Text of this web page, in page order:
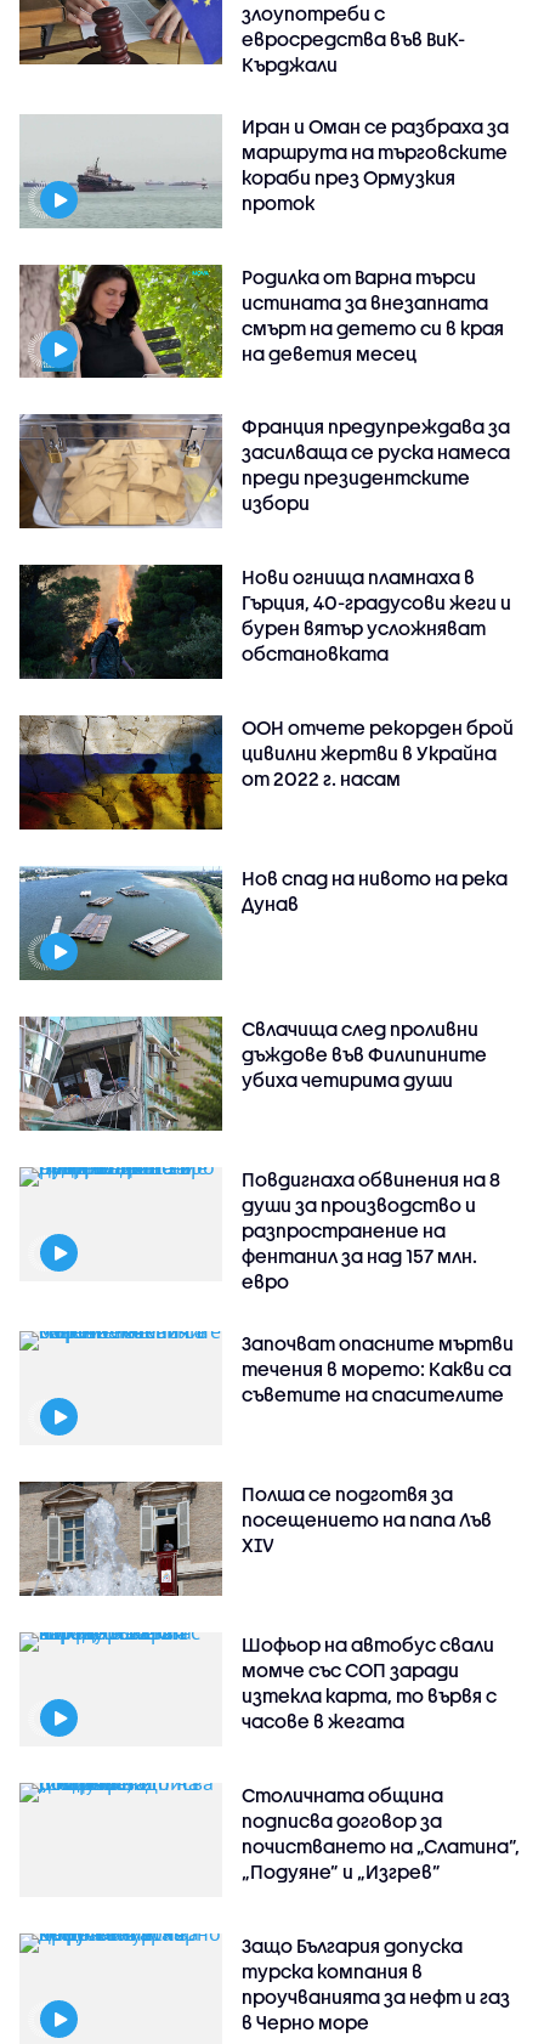
злоупотреби с
евросредства във ВиК-
Кърджали
Иран и Оман се разбраха за
маршрута на търговските
кораби през Ормузкия
проток
Родилка от Варна търси
истината за внезапната
смърт на детето си в края
на деветия месец
Франция предупреждава за
засилваща се руска намеса
преди президентските
избори
Нови огнища пламнаха в
Гърция, 40-градусови жеги и
бурен вятър усложняват
обстановката
ООН отчете рекорден брой
цивилни жертви в Украйна
от 2022 г. насам
Нов спад на нивото на река
Дунав
Свлачища след проливни
дъждове във Филипините
убиха четирима души
Повдигнаха обвинения на 8
души за производство и
разпространение на
фентанил за над 157 млн.
евро
Започват опасните мъртви
течения в морето: Какви са
съветите на спасителите
Полша се подготвя за
посещението на папа Лъв
XIV
Шофьор на автобус свали
момче със СОП заради
изтекла карта, то вървя с
часове в жегата
Столичната община
подписва договор за
почистването на „Слатина”,
„Подуяне” и „Изгрев”
Защо България допуска
турска компания в
проучванията за нефт и газ
в Черно море